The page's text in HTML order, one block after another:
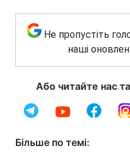
Не пропустіть
наші
Або читайте нас
Більше по темі: